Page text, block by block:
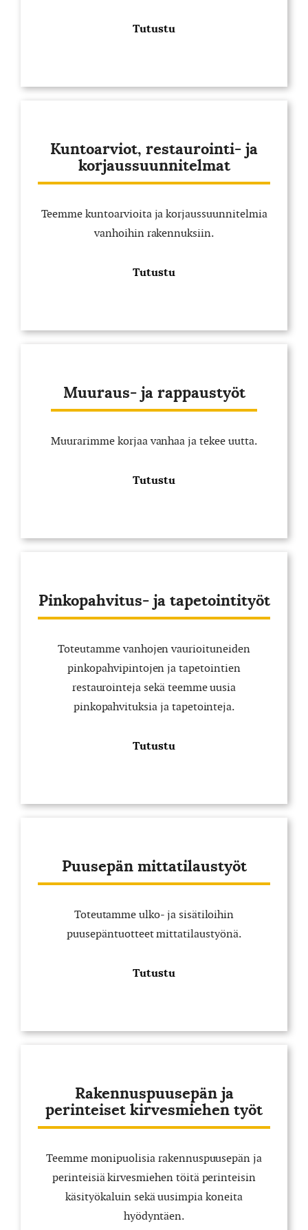
Tutustu
Kuntoarviot, restaurointi- ja
korjaussuunnitelmat
Teemme kuntoarvioita ja korjaussuunnitelmia
vanhoihin rakennuksiin.
Tutustu
Muuraus- ja rappaustyöt
Muurarimme korjaa vanhaa ja tekee uutta.
Tutustu
Pinkopahvitus- ja tapetointityöt
Toteutamme vanhojen vaurioituneiden
pinkopahvipintojen ja tapetointien
restaurointeja sekä teemme uusia
pinkopahvituksia ja tapetointeja.
Tutustu
Puusepän mittatilaustyöt
Toteutamme ulko- ja sisätiloihin
puusepäntuotteet mittatilaustyönä.
Tutustu
Rakennuspuusepän ja
perinteiset kirvesmiehen työt
Teemme monipuolisia rakennuspuusepän ja
perinteisiä kirvesmiehen töitä perinteisin
käsityökaluin sekä uusimpia koneita
hyödyntäen.